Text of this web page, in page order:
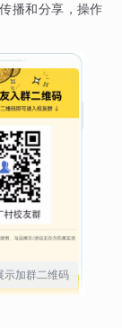
播和分享，操作
示加群二维码